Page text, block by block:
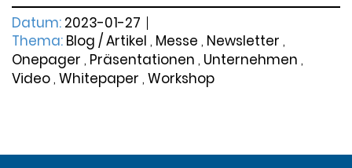
Datum: 2023-01-27
Thema: Blog / Artikel , Messe , Newsletter ,
Onepager , Präsentationen , Unternehmen ,
Video, Whitepaper , Workshop